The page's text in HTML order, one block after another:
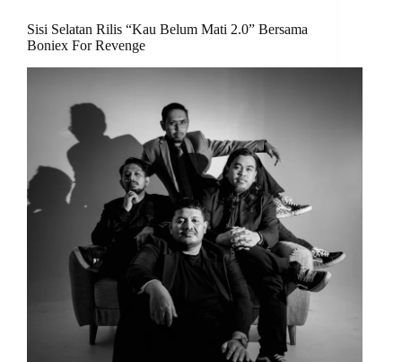
Sisi Selatan Rilis “Kau Belum Mati 2.0” Bersama
Boniex For Revenge